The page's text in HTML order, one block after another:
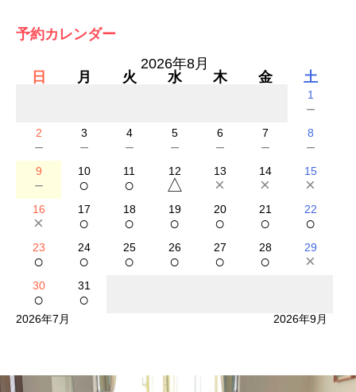
予約カレンダー
2026年8月
日
月 火 水 木 金 土
1
－
2
－
3
－
4
－
5
－
6
－
7
－
8
－
9
－
10
○
11
○
12
△
13
×
14
×
15
×
16
×
17
○
18
○
19
○
20
○
21
○
22
○
23
○
24
○
25
○
26
○
27
○
28
○
29
×
30
○
31
○
2026年7月 2026年9月